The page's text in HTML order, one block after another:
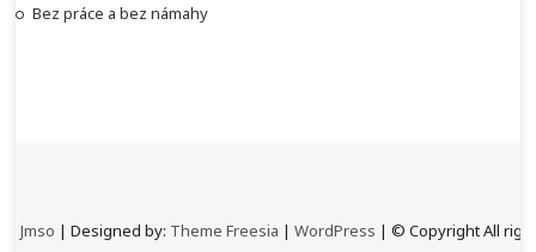
Bez práce a bez námahy
Jmso | Designed by: Theme Freesia |WordPress | © Copyright All